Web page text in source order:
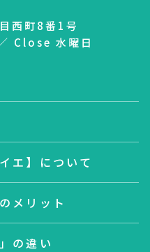
西町8番1号
Close 水曜日
エ】について
メリット
の違い